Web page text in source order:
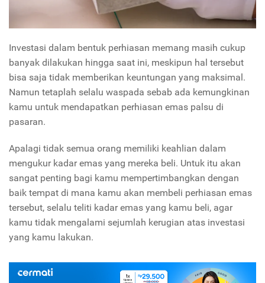
Investasi dalam bentuk perhiasan memang masih cukup
banyak dilakukan hingga saat ini, meskipun hal tersebut
bisa saja tidak memberikan keuntungan yang maksimal.
Namun tetaplah selalu waspada sebab ada kemungkinan
kamu untuk mendapatkan perhiasan emas palsu di
pasaran.
Apalagi tidak semua orang memiliki keahlian dalam
mengukur kadar emas yang mereka beli. Untuk itu akan
sangat penting bagi kamu mempertimbangkan dengan
baik tempat di mana kamu akan membeli perhiasan emas
tersebut, selalu teliti kadar emas yang kamu beli, agar
kamu tidak mengalami sejumlah kerugian atas investasi
yang kamu lakukan.